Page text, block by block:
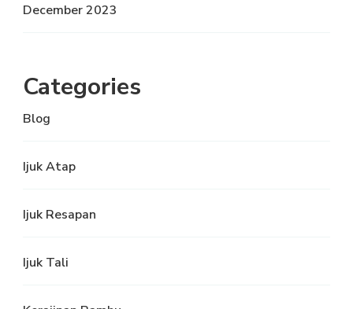
December 2023
Categories
Blog
Ijuk Atap
Ijuk Resapan
Ijuk Tali